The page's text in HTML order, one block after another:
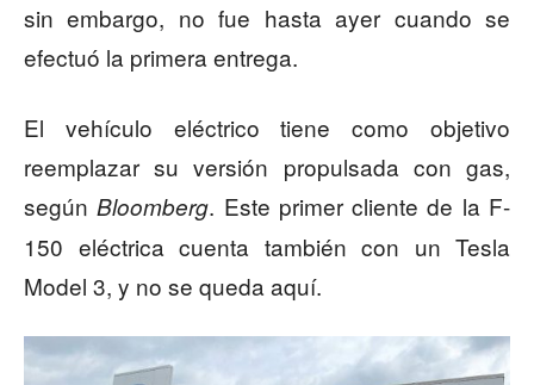
sin embargo, no fue hasta ayer cuando se
efectuó la primera entrega.
El vehículo eléctrico tiene como objetivo
reemplazar su versión propulsada con gas,
segúnBloomberg. Este primer cliente de la F-
150 eléctrica cuenta también con un Tesla
Model 3, y no se queda aquí.